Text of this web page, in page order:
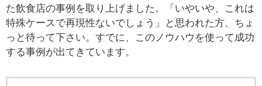
た飲食店の事例を取り上げました。「いやいや、これは
特殊ケースで再現性ないでしょう」と思われた方、ちょ
っと待って下さい。すでに、このノウハウを使って成功
する事例が出てきています。